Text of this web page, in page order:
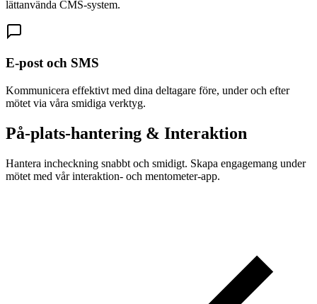
lättanvända CMS-system.
E-post och SMS
Kommunicera effektivt med dina deltagare före, under och efter
mötet via våra smidiga verktyg.
På-plats-hantering & Interaktion
Hantera incheckning snabbt och smidigt. Skapa engagemang under
mötet med vår interaktion- och mentometer-app.